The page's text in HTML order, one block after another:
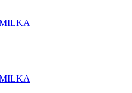
MILKA
MILKA